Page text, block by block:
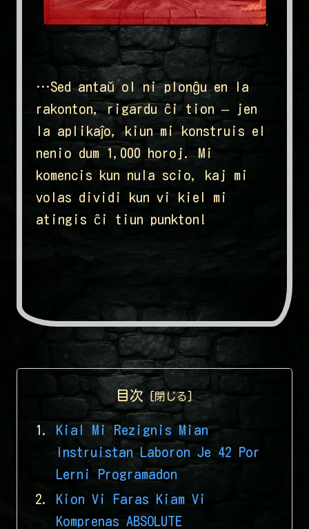
…Sed antaŭ ol ni plonĝu en la
rakonton, rigardu ĉi tion – jen
la aplikaĵo, kiun mi konstruis el
nenio dum 1,000 horoj. Mi
komencis kun nula scio, kaj mi
volas dividi kun vi kiel mi
atingis ĉi tiun punkton!
目次
Kial Mi Rezignis Mian
Instruistan Laboron Je 42 Por
Lerni Programadon
Kion Vi Faras Kiam Vi
Komprenas ABSOLUTE